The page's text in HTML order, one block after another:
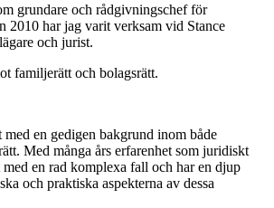
grundare och rådgivningschef för
2010 har jag varit verksam vid Stance
och jurist.
familjerätt och bolagsrätt.
med en gedigen bakgrund inom både
Med många års erfarenhet som juridiskt
en rad komplexa fall och har en djup
och praktiska aspekterna av dessa